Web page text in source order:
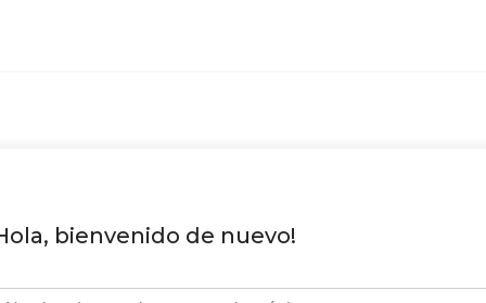
bienvenido de nuevo!